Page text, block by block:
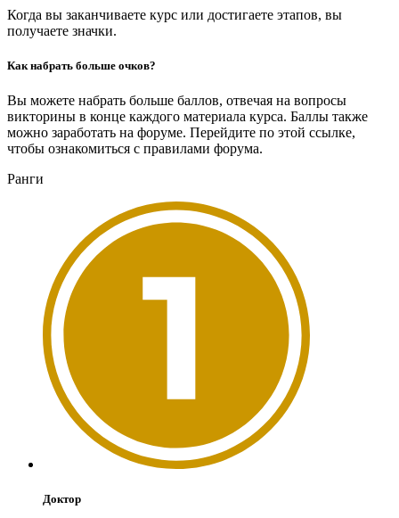
Когда вы заканчиваете курс или достигаете этапов, вы
получаете значки.
Как набрать больше очков?
Вы можете набрать больше баллов, отвечая на вопросы
викторины в конце каждого материала курса. Баллы также
можно заработать на форуме. Перейдите по этой ссылке,
чтобы ознакомиться с правилами форума.
Ранги
Доктор